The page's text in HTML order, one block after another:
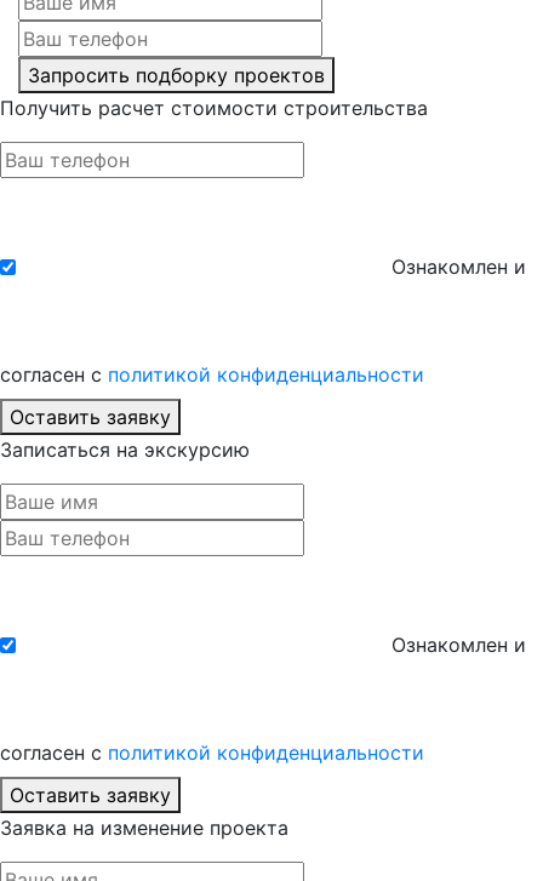
Запросить подборку проектов
Получить расчет стоимости строительства
Ознакомлен и
согласен с политикой конфиденциальности
Оставить заявку
Записаться на экскурсию
Ознакомлен и
согласен с политикой конфиденциальности
Оставить заявку
Заявка на изменение проекта